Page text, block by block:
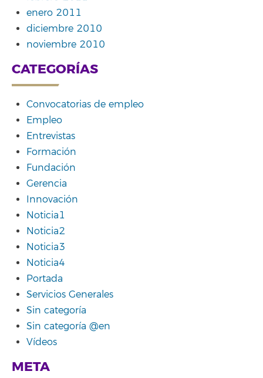
enero 2011
diciembre 2010
noviembre 2010
CATEGORÍAS
Convocatorias de empleo
Empleo
Entrevistas
Formación
Fundación
Gerencia
Innovación
Noticia1
Noticia2
Noticia3
Noticia4
Portada
Servicios Generales
Sin categoría
Sin categoría @en
Vídeos
META